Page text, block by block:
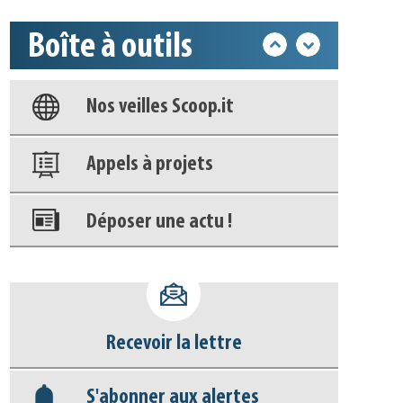
Boîte à outils
Base documentaire
Nos veilles Scoop.it
Appels à projets
Déposer une actu !
déconnecter)
Base documentaire
Recevoir la lettre
S'abonner aux alertes